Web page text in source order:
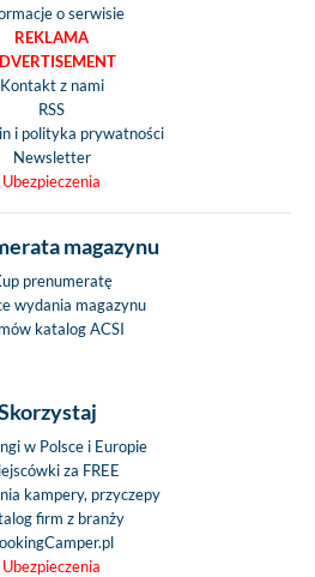
o serwisie
REKLAMA
Kontakt z nami
RSS
i polityka prywatności
Newsletter
Ubezpieczenia
magazynu
prenumeratę
wydania magazynu
katalog ACSI
w Polsce i Europie
za FREE
kampery, przyczepy
firm z branży
Ubezpieczenia